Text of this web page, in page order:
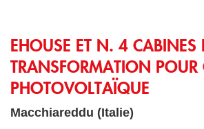
EHOUSE ET N. 4 CABINES
TRANSFORMATION POUR
PHOTOVOLTAÏQUE
Macchiareddu (Italie)